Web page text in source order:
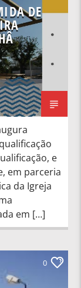
DE
e
em parceria
da Igreja
em […]
0